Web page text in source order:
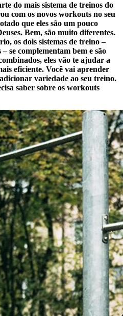
do mais sistema de treinos do
com os novos workouts no seu
que eles são um pouco
Bem, são muito diferentes.
os dois sistemas de treino –
se complementam bem e são
eles vão te ajudar a
eficiente. Você vai aprender
variedade ao seu treino.
saber sobre os workouts